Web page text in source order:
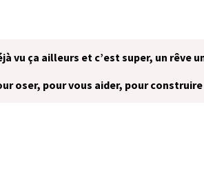
vu ça ailleurs et c’est super, un rêve
dans un nouvel onglet)
oser, pour vous aider, pour